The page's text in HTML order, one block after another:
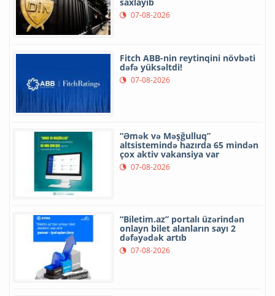
07-08-2026
Fitch ABB-nin reytinqini növbəti
dəfə yüksəltdi!
07-08-2026
“Əmək və Məşğulluq”
altsistemində hazırda 65 mindən
çox aktiv vakansiya var
07-08-2026
“Biletim.az” portalı üzərindən
onlayn bilet alanların sayı 2
dəfəyədək artıb
07-08-2026